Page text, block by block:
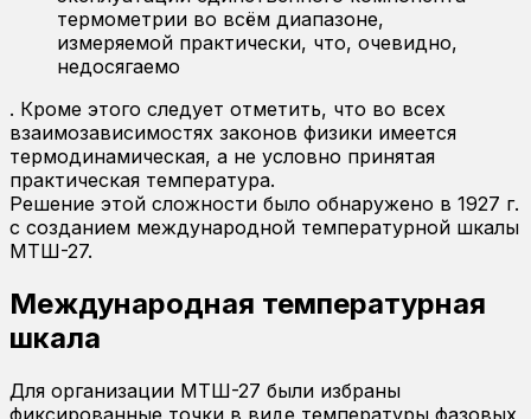
термометрии во всём диапазоне,
измеряемой практически, что, очевидно,
недосягаемо
. Кроме этого следует отметить, что во всех
взаимозависимостях законов физики имеется
термодинамическая, а не условно принятая
практическая температура.
Решение этой сложности было обнаружено в 1927 г.
с созданием международной температурной шкалы
МТШ-27.
Международная температурная
шкала
Для организации МТШ-27 были избраны
фиксированные точки в виде температуры фазовых